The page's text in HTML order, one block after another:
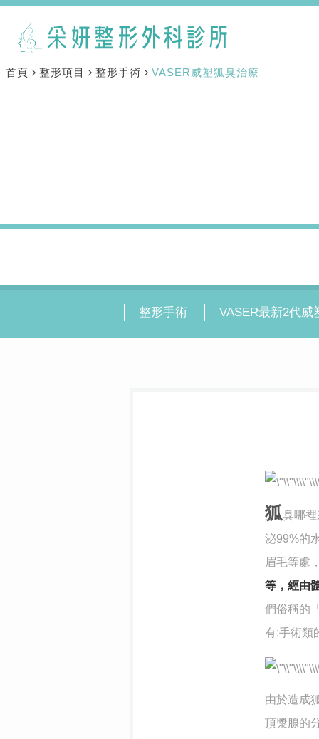
首頁 整形項目 整形手術 VASER威塑狐臭治療
整形手術 VASER最新2代威
狐臭哪
泌99%的
眉毛等處
等，經由
們俗稱的
有:手術類
由於造成
頂漿腺的